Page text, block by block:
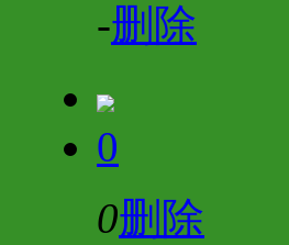
-删除
0
0删除